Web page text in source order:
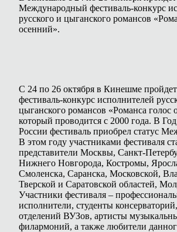
Международный фестиваль-конкурс
русского и цыганского романсов
осенний».
С 24 по 26 октября в Кинешме
фестиваль-конкурс исполнителей
цыганского романсов «Романса голос
который проводится с 2000 года. В
России фестиваль приобрел статус
В этом году участниками фестиваля
представители Москвы, Санкт-
Нижнего Новгорода, Костромы,
Смоленска, Саранска, Московской,
Тверской и Саратовской областей,
Участники фестиваля –
исполнители, студенты
отделений ВУЗов, артисты
филармоний, а также любители